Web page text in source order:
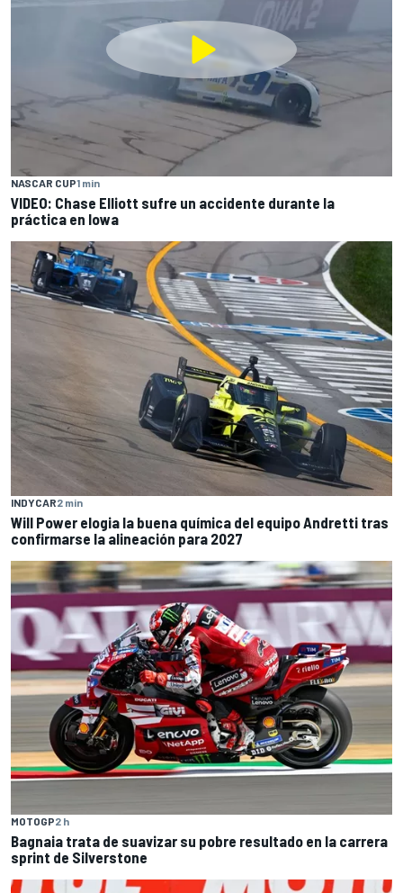
NASCAR CUP1 min
VIDEO: Chase Elliott sufre un accidente durante la
práctica en Iowa
INDYCAR2 min
Will Power elogia la buena química del equipo Andretti tras
confirmarse la alineación para 2027
MOTOGP2 h
Bagnaia trata de suavizar su pobre resultado en la carrera
sprint de Silverstone